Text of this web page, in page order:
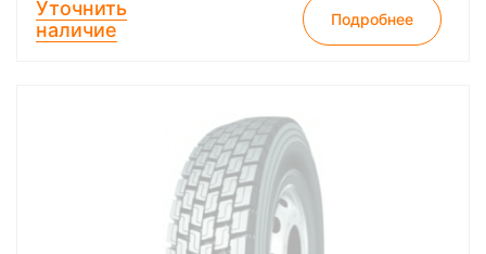
Уточнить
наличие
Подробнее